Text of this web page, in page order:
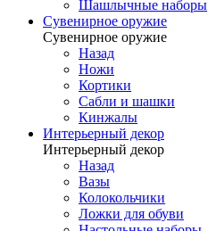
Шашлычные наборы
Сувенирное оружие
Сувенирное оружие
Назад
Ножи
Кортики
Сабли и шашки
Кинжалы
Интерьерный декор
Интерьерный декор
Назад
Вазы
Колокольчики
Ложки для обуви